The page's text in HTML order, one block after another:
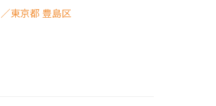
／東京都 豊島区